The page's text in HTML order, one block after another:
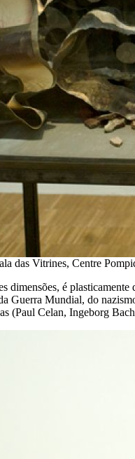
das Vitrines, Centre
dimensões, é
Guerra Mundial, do
(Paul Celan, Ingeborg